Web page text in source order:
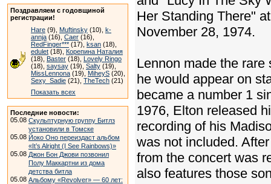
Поздравляем с годовщиной
регистрации!
Hare (9), Muftinsky (10), k-
annja (16), Caer (16),
RedFinger*** (17), ksan (18),
edulet (18), Корепина Наталия
(18), Baster (18), Lovely Ringo
(18), saysay (19), Salty (19),
MissLennona (19), MiheyS (20),
Sexy_Sadie (21), TheTech (21)
Показать всех
Последние новости:
05.08 Скульптурную группу Битлз
установили в Томске
05.08 Йоко Оно переиздаст альбом
«It’s Alright (I See Rainbows)»
05.08 Джон Бон Джови позвонил
Полу Маккартни из дома
детства битла
05.08 Альбому «Revolver» — 60 лет:
Her Standing There"
November 28, 1974.
Lennon made the
he would appear on
became a number 1
1976, Elton released
recording of his
was not included.
from the concert was
also features those